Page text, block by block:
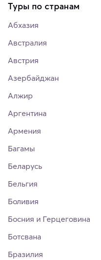
Туры по странам
Абхазия
Австралия
Австрия
Азербайджан
Алжир
Аргентина
Армения
Багамы
Беларусь
Бельгия
Боливия
Босния и Герцеговина
Ботсвана
Бразилия